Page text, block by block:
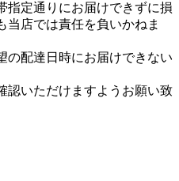
定通りにお届けできずに損
当店では責任を負いかねま
配達日時にお届けできない
認いただけますようお願い致